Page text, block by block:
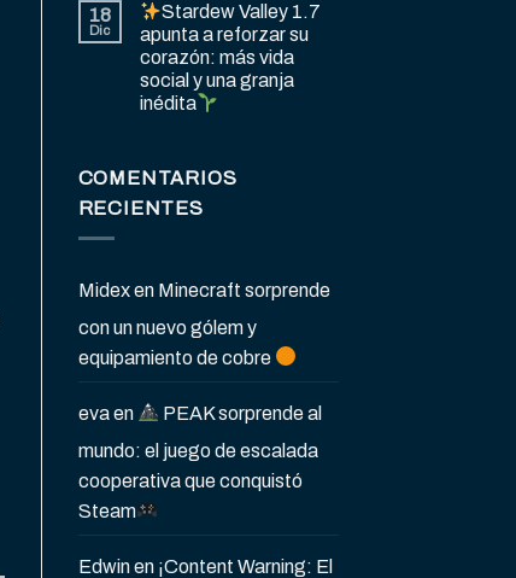
18
Dic
Stardew Valley 1.7
apunta a reforzar su
corazón: más vida
social y una granja
inédita
COMENTARIOS
RECIENTES
Midexen Minecraft sorprende
con un nuevo gólem y
equipamiento de cobre
evaen
PEAK sorprende al
mundo: el juego de escalada
cooperativa que conquistó
Steam
Edwinen ¡Content Warning: El